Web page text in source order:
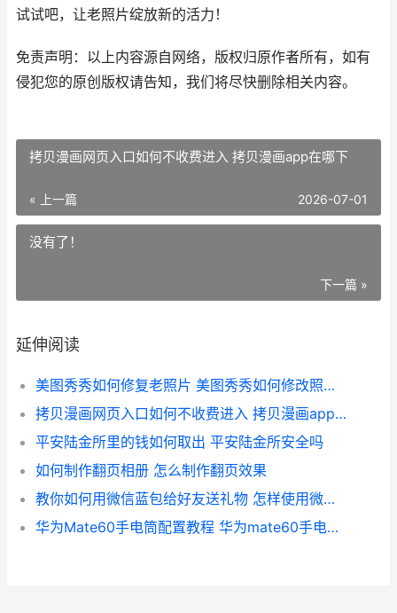
试试吧，让老照片绽放新的活力！
免责声明：以上内容源自网络，版权归原作者所有，如有
侵犯您的原创版权请告知，我们将尽快删除相关内容。
拷贝漫画网页入口如何不收费进入 拷贝漫画app在哪下
« 上一篇 2026-07-01
没有了！
下一篇 »
延伸阅读
美图秀秀如何修复老照片 美图秀秀如何修改照片像素和尺寸大小
拷贝漫画网页入口如何不收费进入 拷贝漫画app在哪下
平安陆金所里的钱如何取出 平安陆金所安全吗
如何制作翻页相册 怎么制作翻页效果
教你如何用微信蓝包给好友送礼物 怎样使用微信啊
华为Mate60手电筒配置教程 华为mate60手电筒调亮度